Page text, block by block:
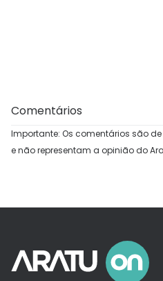
Comentários
Importante: Os comentários são
e não representam a opinião do